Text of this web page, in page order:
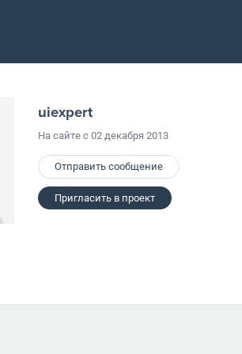
uiexpert
На сайте с 02 декабря 2013
Отправить сообщение
Пригласить в проект